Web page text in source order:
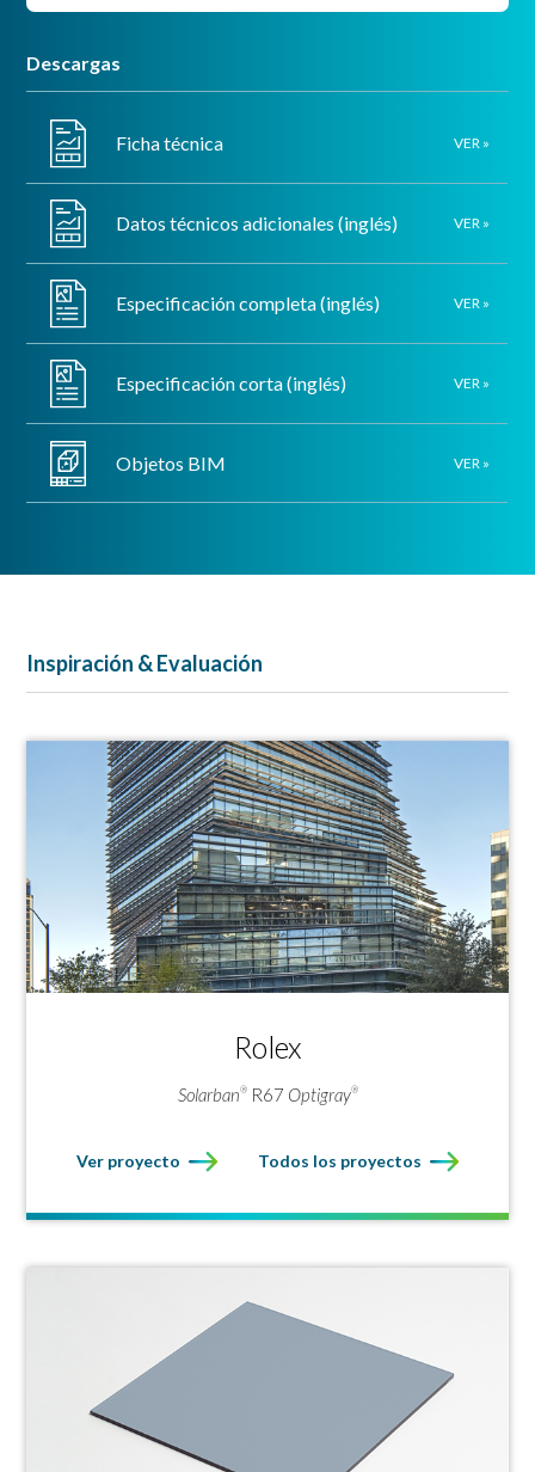
Descargas
Ficha técnica VER »
Datos técnicos adicionales (inglés) VER »
Especificación completa (inglés) VER »
Especificación corta (inglés) VER »
Objetos BIM VER »
Inspiración & Evaluación
Rolex
Solarban®R67 Optigray®
Ver proyecto Todos los proyectos